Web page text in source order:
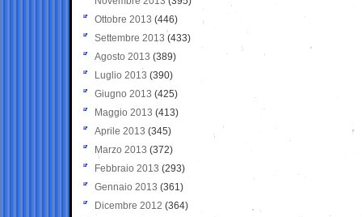
Ottobre 2013 (446)
Settembre 2013 (433)
Agosto 2013 (389)
Luglio 2013 (390)
Giugno 2013 (425)
Maggio 2013 (413)
Aprile 2013 (345)
Marzo 2013 (372)
Febbraio 2013 (293)
Gennaio 2013 (361)
Dicembre 2012 (364)